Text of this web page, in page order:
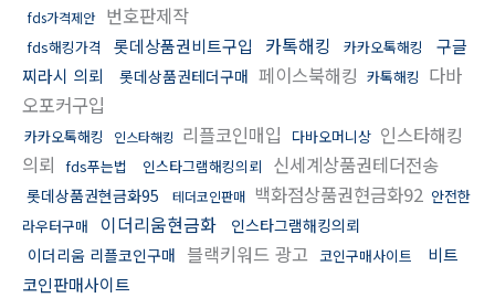
fds가격제안 번호판제작
fds해킹가격 롯데상품권비트구입 카톡해킹 카카오톡해킹
구글
찌라시 의뢰
롯데상품권테더구매 페이스북해킹 카톡해킹 다바
오포커구입
카카오톡해킹 인스타해킹 리플코인매입 다바오머니상 인스타해킹
의뢰 fds푸는법 인스타그램해킹의뢰 신세계상품권테더전송
롯데상품권현금화95 테더코인판매 백화점상품권현금화92 안전한
라우터구매
이더리움현금화
인스타그램해킹의뢰
이더리움 리플코인구매 블랙키워드 광고 코인구매사이트
비트
코인판매사이트